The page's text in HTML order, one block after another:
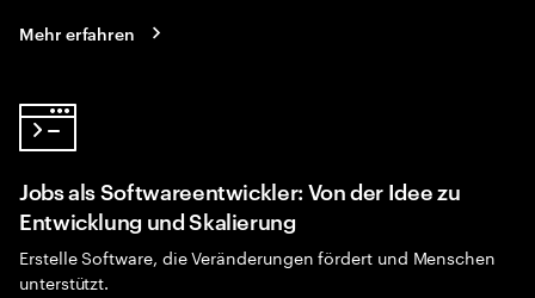
Mehr erfahren
Jobs als Softwareentwickler: Von der Idee zu
Entwicklung und Skalierung
Erstelle Software, die Veränderungen fördert und Menschen
unterstützt.